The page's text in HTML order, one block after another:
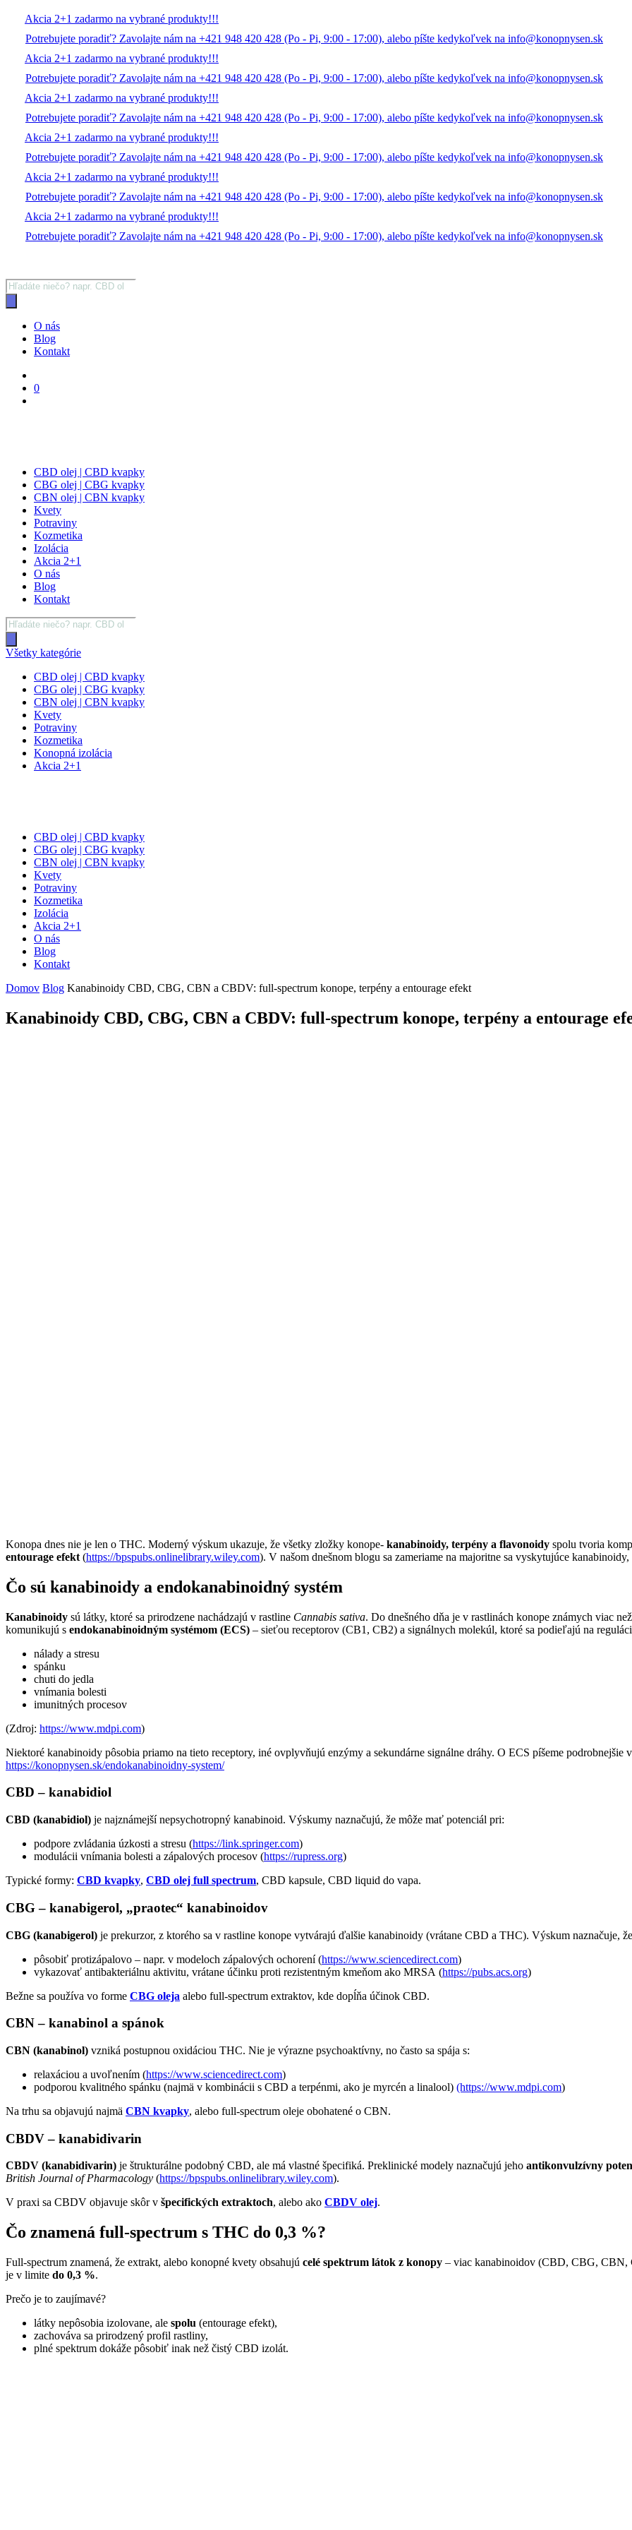
Akcia 2+1 zadarmo na vybrané produkty!!!
Potrebujete poradiť? Zavolajte nám na +421 948 420 428 (Po - Pi, 9:00 - 17:00), alebo píšte kedykoľvek na info@konopnysen.sk
Akcia 2+1 zadarmo na vybrané produkty!!!
Potrebujete poradiť? Zavolajte nám na +421 948 420 428 (Po - Pi, 9:00 - 17:00), alebo píšte kedykoľvek na info@konopnysen.sk
Akcia 2+1 zadarmo na vybrané produkty!!!
Potrebujete poradiť? Zavolajte nám na +421 948 420 428 (Po - Pi, 9:00 - 17:00), alebo píšte kedykoľvek na info@konopnysen.sk
Akcia 2+1 zadarmo na vybrané produkty!!!
Potrebujete poradiť? Zavolajte nám na +421 948 420 428 (Po - Pi, 9:00 - 17:00), alebo píšte kedykoľvek na info@konopnysen.sk
Akcia 2+1 zadarmo na vybrané produkty!!!
Potrebujete poradiť? Zavolajte nám na +421 948 420 428 (Po - Pi, 9:00 - 17:00), alebo píšte kedykoľvek na info@konopnysen.sk
Akcia 2+1 zadarmo na vybrané produkty!!!
Potrebujete poradiť? Zavolajte nám na +421 948 420 428 (Po - Pi, 9:00 - 17:00), alebo píšte kedykoľvek na info@konopnysen.sk
Products
search
O nás
Blog
Kontakt
0
CBD olej | CBD kvapky
CBG olej | CBG kvapky
CBN olej | CBN kvapky
Kvety
Potraviny
Kozmetika
Izolácia
Akcia 2+1
O nás
Blog
Kontakt
Products
search
Všetky kategórie
CBD olej | CBD kvapky
CBG olej | CBG kvapky
CBN olej | CBN kvapky
Kvety
Potraviny
Kozmetika
Konopná izolácia
Akcia 2+1
CBD olej | CBD kvapky
CBG olej | CBG kvapky
CBN olej | CBN kvapky
Kvety
Potraviny
Kozmetika
Izolácia
Akcia 2+1
O nás
Blog
Kontakt
Domov Blog Kanabinoidy CBD, CBG, CBN a CBDV: full-spectrum konope, terpény a entourage efekt
Kanabinoidy CBD, CBG, CBN a CBDV: full-spectrum konope, terpény a entourage
Konopa dnes nie je len o THC. Moderný výskum ukazuje, že všetky zložky konope- kanabinoidy, terpény a flavonoidy spolu tvoria
entourage efekt (https://bpspubs.onlinelibrary.wiley.com). V našom dnešnom blogu sa zameriame na majoritne sa vyskytujúce
Čo sú kanabinoidy a endokanabinoidný systém
Kanabinoidy sú látky, ktoré sa prirodzene nachádzajú v rastline Cannabis sativa. Do dnešného dňa je v rastlinách konope známych viac
komunikujú s endokanabinoidným systémom (ECS) – sieťou receptorov (CB1, CB2) a signálnych molekúl, ktoré sa podieľajú na
nálady a stresu
spánku
chuti do jedla
vnímania bolesti
imunitných procesov
(Zdroj: https://www.mdpi.com)
Niektoré kanabinoidy pôsobia priamo na tieto receptory, iné ovplyvňujú enzýmy a sekundárne signálne dráhy. O ECS píšeme podrobnejšie
https://konopnysen.sk/endokanabinoidny-system/
CBD – kanabidiol
CBD (kanabidiol) je najznámejší nepsychotropný kanabinoid. Výskumy naznačujú, že môže mať potenciál pri:
podpore zvládania úzkosti a stresu (https://link.springer.com)
modulácii vnímania bolesti a zápalových procesov (https://rupress.org)
Typické formy: CBD kvapky, CBD olej full spectrum, CBD kapsule, CBD liquid do vapa.
CBG – kanabigerol, „praotec“ kanabinoidov
CBG (kanabigerol) je prekurzor, z ktorého sa v rastline konope vytvárajú ďalšie kanabinoidy (vrátane CBD a THC). Výskum naznačuje,
pôsobiť protizápalovo – napr. v modeloch zápalových ochorení (https://www.sciencedirect.com)
vykazovať antibakteriálnu aktivitu, vrátane účinku proti rezistentným kmeňom ako MRSA (https://pubs.acs.org)
Bežne sa používa vo forme CBG oleja alebo full-spectrum extraktov, kde dopĺňa účinok CBD.
CBN – kanabinol a spánok
CBN (kanabinol) vzniká postupnou oxidáciou THC. Nie je výrazne psychoaktívny, no často sa spája s:
relaxáciou a uvoľnením (https://www.sciencedirect.com)
podporou kvalitného spánku (najmä v kombinácii s CBD a terpénmi, ako je myrcén a linalool) (https://www.mdpi.com)
Na trhu sa objavujú najmä CBN kvapky, alebo full-spectrum oleje obohatené o CBN.
CBDV – kanabidivarin
CBDV (kanabidivarin) je štrukturálne podobný CBD, ale má vlastné špecifiká. Preklinické modely naznačujú jeho antikonvulzívny
British Journal of Pharmacology (https://bpspubs.onlinelibrary.wiley.com).
V praxi sa CBDV objavuje skôr v špecifických extraktoch, alebo ako CBDV olej.
Čo znamená full‑spectrum s THC do 0,3 %?
Full‑spectrum znamená, že extrakt, alebo konopné kvety obsahujú celé spektrum látok z konopy – viac kanabinoidov (CBD, CBG,
je v limite do 0,3 %.
Prečo je to zaujímavé?
látky nepôsobia izolovane, ale spolu (entourage efekt),
zachováva sa prirodzený profil rastliny,
plné spektrum dokáže pôsobiť inak než čistý CBD izolát.